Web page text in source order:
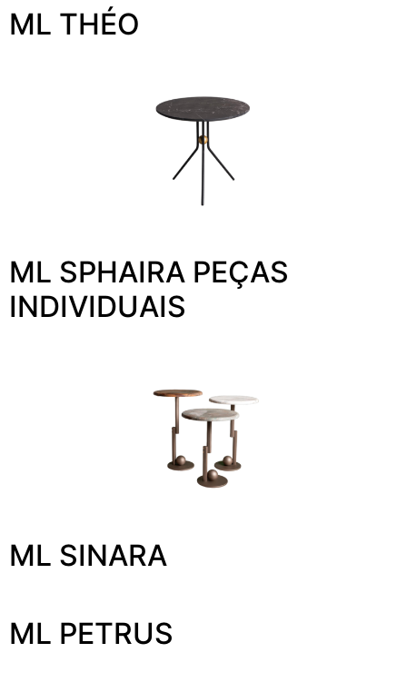
ML THÉO
ML SPHAIRA PEÇAS
INDIVIDUAIS
ML SINARA
ML PETRUS